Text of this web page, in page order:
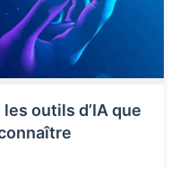
outils d’IA que